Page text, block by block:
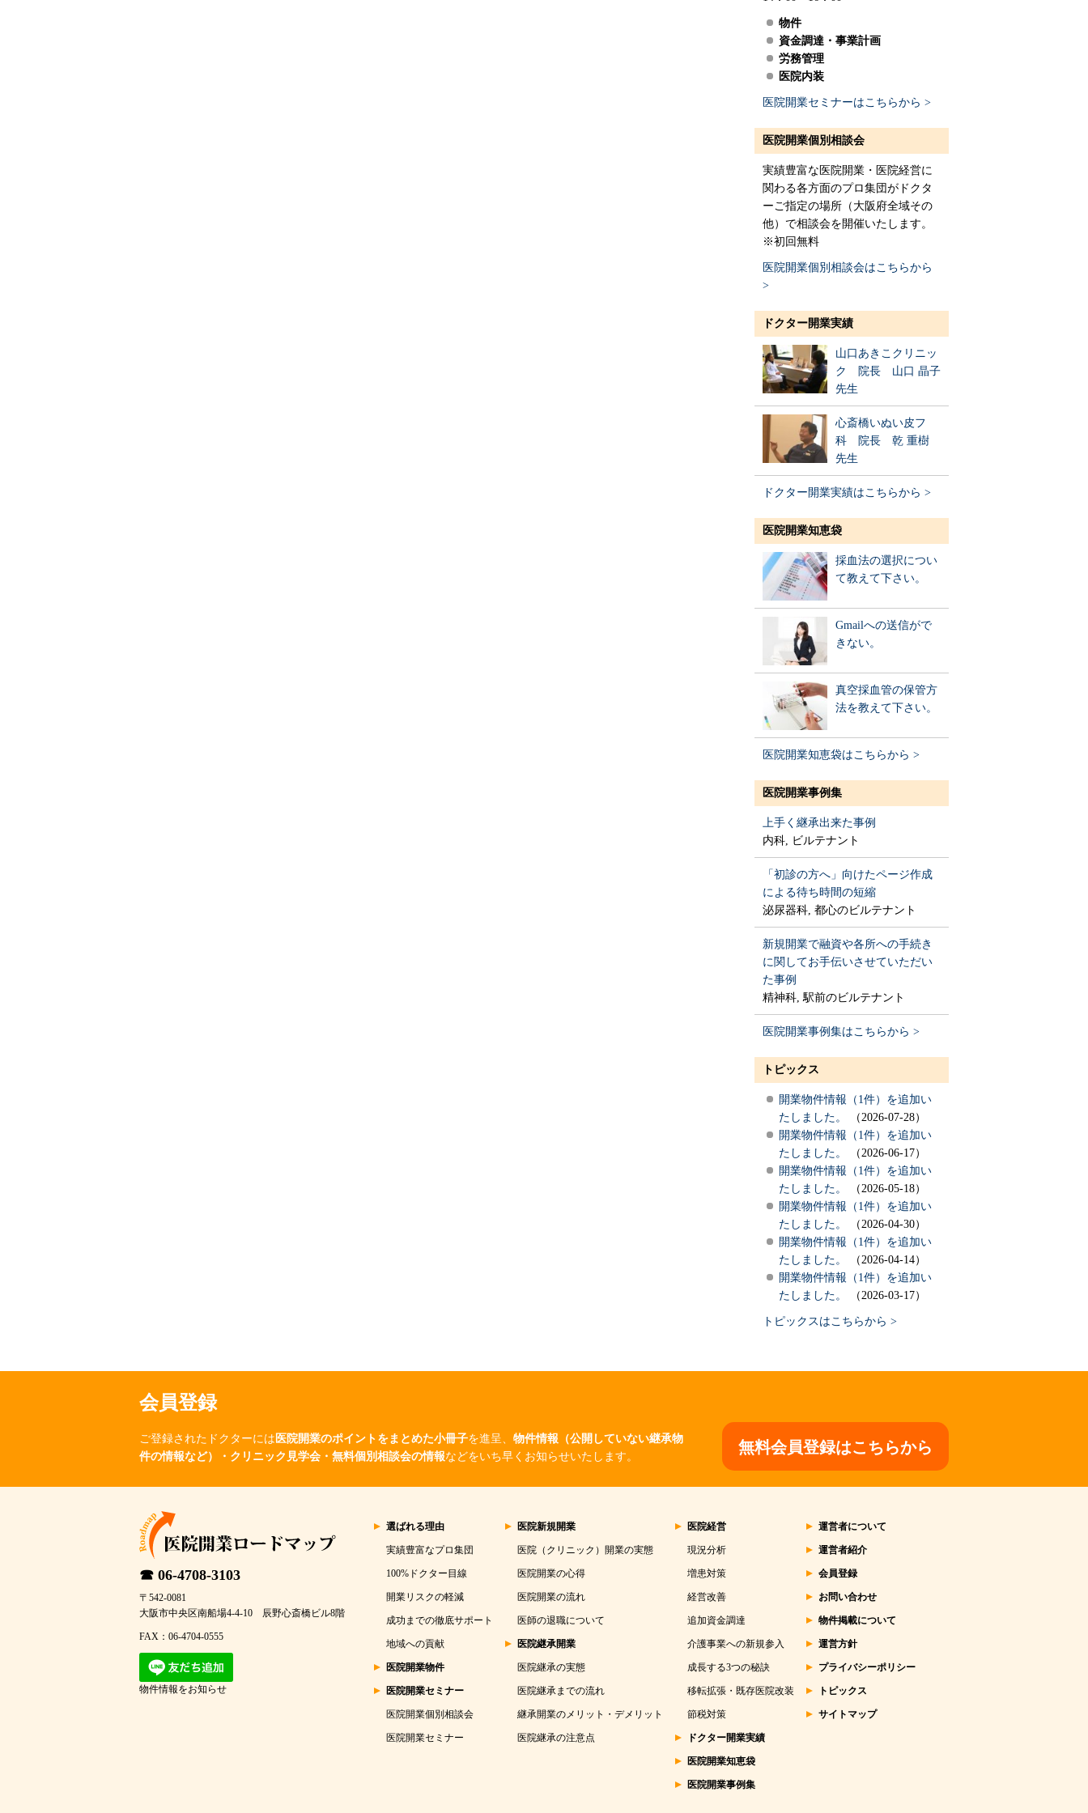
物件
資金調達・事業計画
労務管理
医院内装
医院開業セミナーはこちらから >
医院開業個別相談会
実績豊富な医院開業・医院経営に
関わる各方面のプロ集団がドクタ
ーご指定の場所（大阪府全域その
他）で相談会を開催いたします。
※初回無料
医院開業個別相談会はこちらから
>
ドクター開業実績
山口あきこクリニッ
ク 院長 山口 晶子
先生
心斎橋いぬい皮フ
科 院長 乾 重樹
先生
ドクター開業実績はこちらから >
医院開業知恵袋
採血法の選択につい
て教えて下さい。
Gmailへの送信がで
きない。
真空採血管の保管方
法を教えて下さい。
医院開業知恵袋はこちらから >
医院開業事例集
上手く継承出来た事例
内科, ビルテナント
「初診の方へ」向けたページ作成
による待ち時間の短縮
泌尿器科, 都心のビルテナント
新規開業で融資や各所への手続き
に関してお手伝いさせていただい
た事例
精神科, 駅前のビルテナント
医院開業事例集はこちらから >
トピックス
開業物件情報（1件）を追加い
たしました。
（2026-07-28）
開業物件情報（1件）を追加い
たしました。
（2026-06-17）
開業物件情報（1件）を追加い
たしました。
（2026-05-18）
開業物件情報（1件）を追加い
たしました。
（2026-04-30）
開業物件情報（1件）を追加い
たしました。
（2026-04-14）
開業物件情報（1件）を追加い
たしました。
（2026-03-17）
トピックスはこちらから >
会員登録
無料会員登録はこちらから
ご登録されたドクターには 医院開業のポイントをまとめた小冊子を進呈、 物件情報（公開していない継承物
件の情報など）・クリニック見学会・無料個別相談会の情報などをいち早くお知らせいたします。
☎ 06-4708-3103
〒542-0081
大阪市中央区南船場4-4-10 辰野心斎橋ビル8階
FAX：06-4704-0555
物件情報をお知らせ
選ばれる理由
実績豊富なプロ集団
100%ドクター目線
開業リスクの軽減
成功までの徹底サポート
地域への貢献
医院開業物件
医院開業セミナー
医院開業個別相談会
医院開業セミナー
医院新規開業
医院（クリニック）開業の実態
医院開業の心得
医院開業の流れ
医師の退職について
医院継承開業
医院継承の実態
医院継承までの流れ
継承開業のメリット・デメリット
医院継承の注意点
医院経営
現況分析
増患対策
経営改善
追加資金調達
介護事業への新規参入
成長する3つの秘訣
移転拡張・既存医院改装
節税対策
ドクター開業実績
医院開業知恵袋
医院開業事例集
運営者について
運営者紹介
会員登録
お問い合わせ
物件掲載について
運営方針
プライバシーポリシー
トピックス
サイトマップ